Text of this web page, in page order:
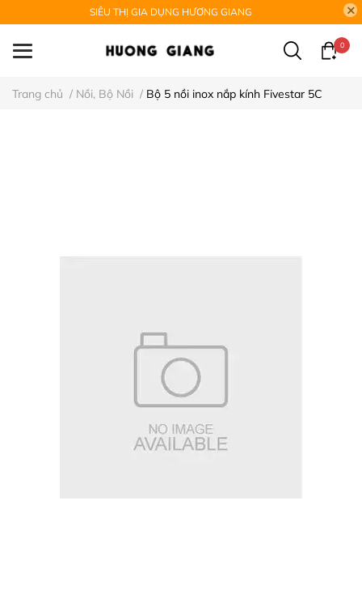
SIÊU THỊ GIA DỤNG HƯƠNG GIANG
0
Trang chủ / Nồi, Bộ Nồi / Bộ 5 nồi inox nắp kính Fivestar 5C